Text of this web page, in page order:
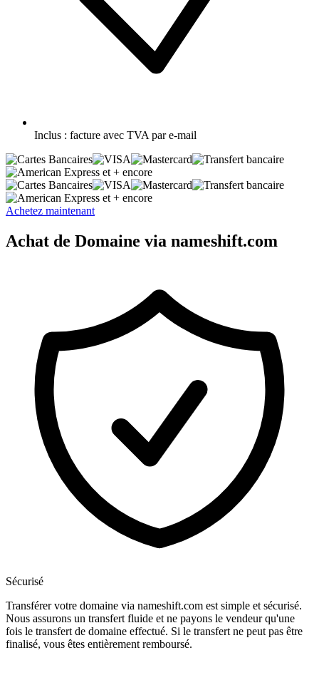
Inclus : facture avec TVA par e-mail
et + encore
et + encore
Achetez maintenant
Achat de Domaine via nameshift.com
Sécurisé
Transférer votre domaine via nameshift.com est simple et sécurisé.
Nous assurons un transfert fluide et ne payons le vendeur qu'une
fois le transfert de domaine effectué. Si le transfert ne peut pas être
finalisé, vous êtes entièrement remboursé.